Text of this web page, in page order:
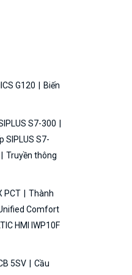
G120
Biến
S7-300
SIPLUS S7-
Truyền thông
PCT
Thành
Comfort
HMI IWP10F
5SV
Cầu